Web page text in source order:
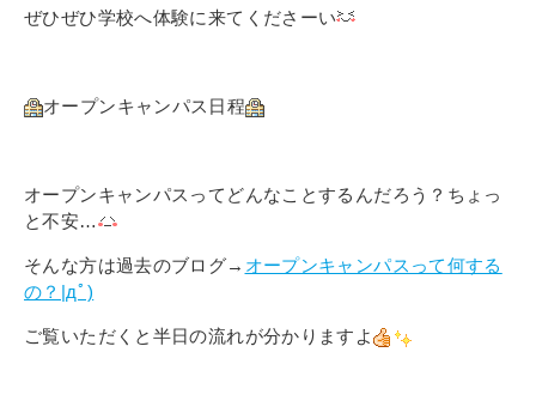
ぜひぜひ学校へ体験に来てくださーい
オープンキャンパス日程
オープンキャンパスってどんなことするんだろう？ちょっ
と不安…
そんな方は過去のブログ→ オープンキャンパスって何する
の？|дﾟ)
ご覧いただくと半日の流れが分かりますよ